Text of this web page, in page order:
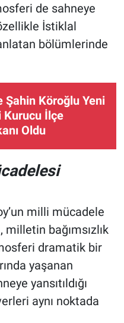
de sahneye
İstiklal
bölümlerinde
Şahin Köroğlu Yeni
Kurucu İlçe
Oldu
milli mücadele
bağımsızlık
dramatik bir
yaşanan
yansıtıldığı
aynı noktada